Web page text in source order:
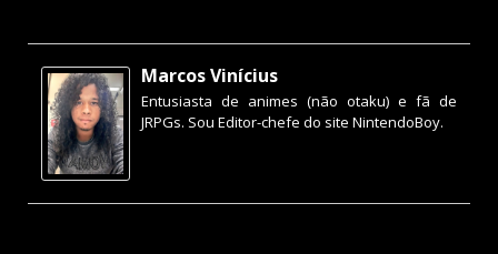
Marcos Vinícius
Entusiasta de animes (não otaku) e fã de
JRPGs. Sou Editor-chefe do site NintendoBoy.